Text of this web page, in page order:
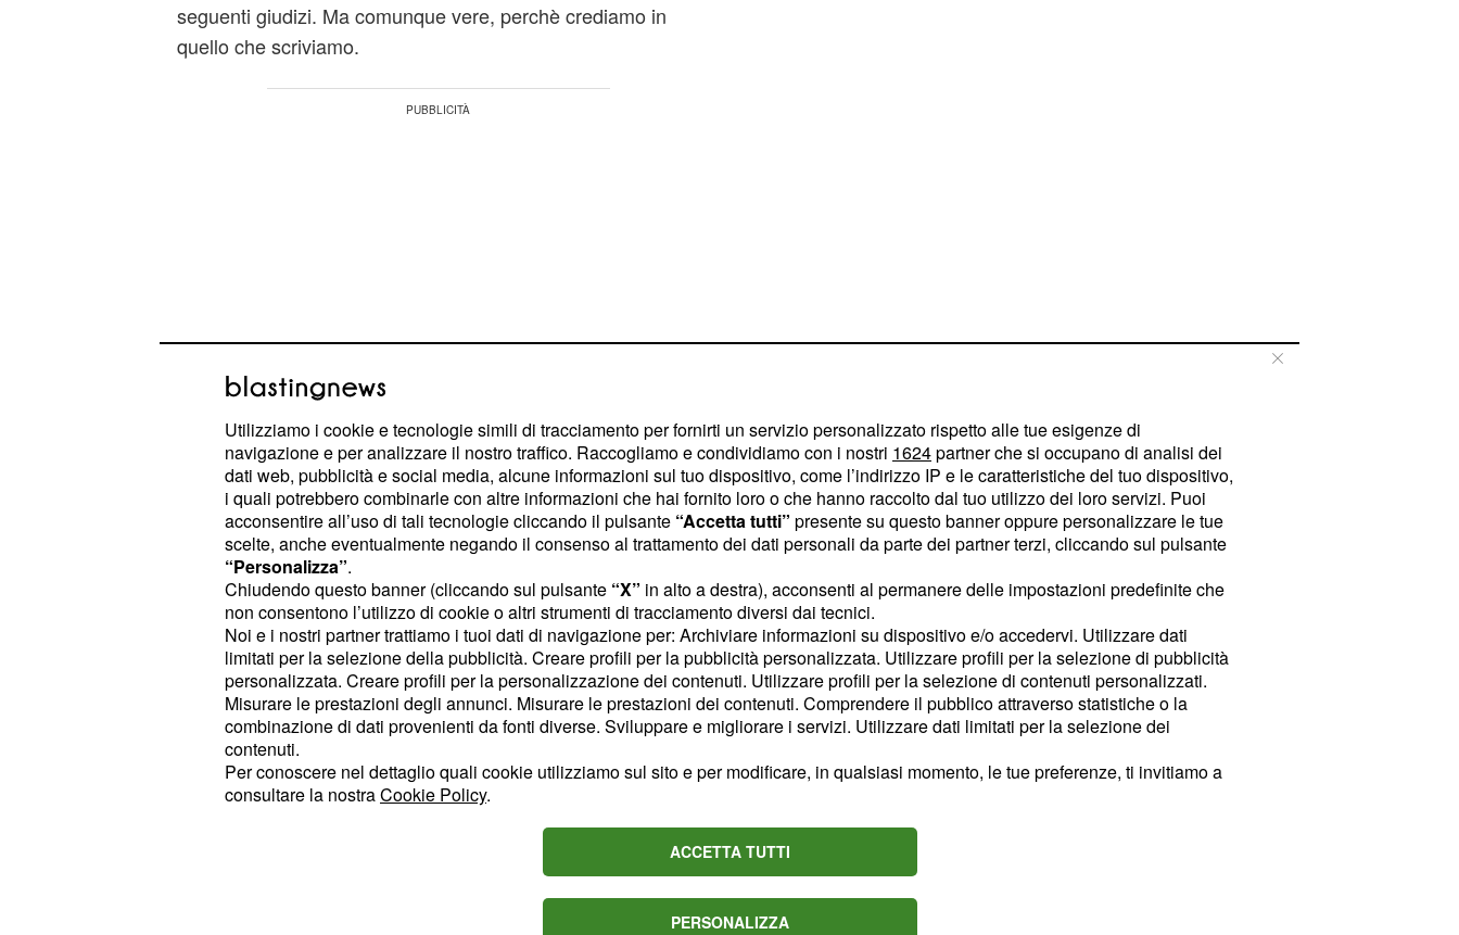
seguenti giudizi. Ma comunque vere, perchè crediamo in
quello che scriviamo.
Perin fa miracoli, Pandev è ancora
un calciatore?
Mattia Perin 8Il suo paratone sul rigore di Quagliarella
assomiglia ad uno dei miracoli di padre Pio. Ha fatto dei
grandi interventi.
Izzo 4,5Il voto negativo è più che giustificato dall'autogol
sotto la nord. Anzichè randellare come al suo solito, getta
all'aria i sacrifici della squadra, che aveva meritatamente
pareggiato.
Ha preso una giostra da Muriel degna dei
Da Valencia a Genova, ma in quale squadra?
Utilizziamo i cookie e tecnologie simili di tracciamento per fornirti un servizio personalizzato rispetto alle tue esigenze di
navigazione e per analizzare il nostro traffico. Raccogliamo e condividiamo con i nostri 1624partner che si occupano di analisi dei
dati web, pubblicità e social media, alcune informazioni sul tuo dispositivo, come l’indirizzo IP e le caratteristiche del tuo dispositivo,
i quali potrebbero combinarle con altre informazioni che hai fornito loro o che hanno raccolto dal tuo utilizzo dei loro servizi. Puoi
acconsentire all’uso di tali tecnologie cliccando il pulsante “Accetta tutti” presente su questo banner oppure personalizzare le tue
scelte, anche eventualmente negando il consenso al trattamento dei dati personali da parte dei partner terzi, cliccando sul pulsante
“Personalizza”.
Chiudendo questo banner (cliccando sul pulsante “X” in alto a destra), acconsenti al permanere delle impostazioni predefinite che
non consentono l’utilizzo di cookie o altri strumenti di tracciamento diversi dai tecnici.
Noi e i nostri partner trattiamo i tuoi dati di navigazione per: Archiviare informazioni su dispositivo e/o accedervi. Utilizzare dati
limitati per la selezione della pubblicità. Creare profili per la pubblicità personalizzata. Utilizzare profili per la selezione di pubblicità
personalizzata. Creare profili per la personalizzazione dei contenuti. Utilizzare profili per la selezione di contenuti personalizzati.
Misurare le prestazioni degli annunci. Misurare le prestazioni dei contenuti. Comprendere il pubblico attraverso statistiche o la
combinazione di dati provenienti da fonti diverse. Sviluppare e migliorare i servizi. Utilizzare dati limitati per la selezione dei
contenuti.
Per conoscere nel dettaglio quali cookie utilizziamo sul sito e per modificare, in qualsiasi momento, le tue preferenze, ti invitiamo a
consultare la nostraCookie Policy.
ACCETTA TUTTI
PERSONALIZZA